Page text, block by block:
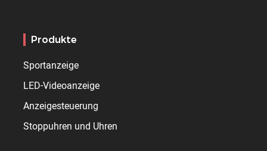
Produkte
Sportanzeige
LED-Videoanzeige
Anzeigesteuerung
Stoppuhren und Uhren